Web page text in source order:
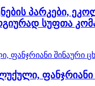
პარკები,
სუფთა
ფანჯრიანი